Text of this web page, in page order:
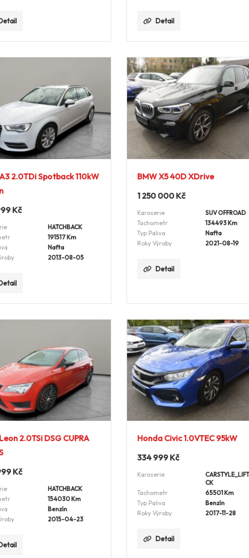
Detail
2.0TDi Spotback 110kW
Kč
HATCHBACK
191517 Km
Nafta
2013-08-05
BMW X5 40D XDrive
1 250 000 Kč
Karoserie
SUV OFFROAD
Tachometr
134493 Km
Typ Paliva
Nafta
Roky Výroby
2021-08-19
Detail
2.0TSi DSG CUPRA
Kč
HATCHBACK
154030 Km
Benzín
2015-04-23
Honda Civic 1.0VTEC 95kW
334 999 Kč
Karoserie
CK
Tachometr
65501 Km
Typ Paliva
Benzín
Roky Výroby
2017-11-28
Detail